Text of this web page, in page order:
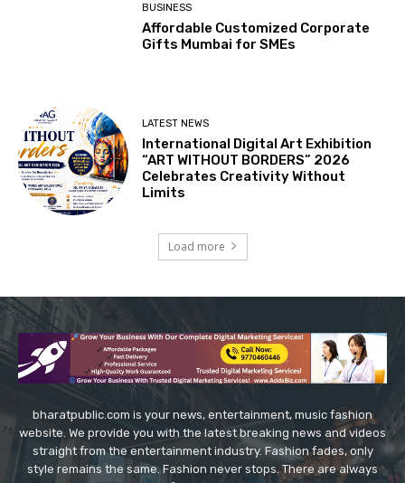
BUSINESS
Affordable Customized Corporate
Gifts Mumbai for SMEs
LATEST NEWS
International Digital Art Exhibition
“ART WITHOUT BORDERS” 2026
Celebrates Creativity Without
Limits
Load more
bharatpublic.com is your news, entertainment, music fashion
website. We provide you with the latest breaking news and videos
straight from the entertainment industry. Fashion fades, only
style remains the same. Fashion never stops. There are always